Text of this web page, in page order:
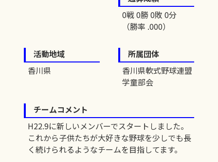
0戦 0勝 0敗 0分
（勝率 .000）
活動地域
香川県
所属団体
香川県軟式野球連盟
学童部会
チームコメント
H22.9に新しいメンバーでスタートしました。
これから子供たちが大好きな野球を少しでも長
く続けられるようなチームを目指してます。